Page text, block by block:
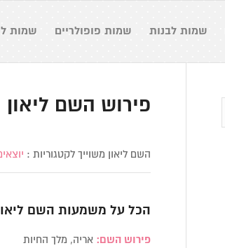
שמות לבנות שמות פופולריים שמות
פירוש השם ליאון
השם ליאון משוייך לקטגוריות :
הכל על משמעות השם ליאון
פירוש השם: אריה, מלך החיות